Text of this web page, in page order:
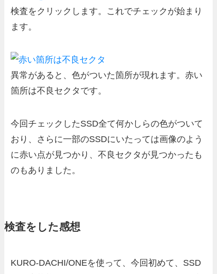
検査をクリックします。これでチェックが始まり
ます。
異常があると、色がついた箇所が現れます。赤い
箇所は不良セクタです。
今回チェックしたSSD全て何かしらの色がついて
おり、さらに一部のSSDにいたっては画像のよう
に赤い点が見つかり、不良セクタが見つかったも
のもありました。
検査をした感想
KURO-DACHI/ONEを使って、今回初めて、SSD